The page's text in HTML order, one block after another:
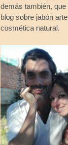
demás también,
blog sobre jabón
cosmética natural.